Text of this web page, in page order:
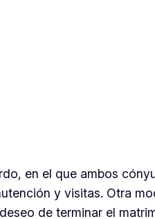
en el que ambos
y visitas. Otra
de terminar el